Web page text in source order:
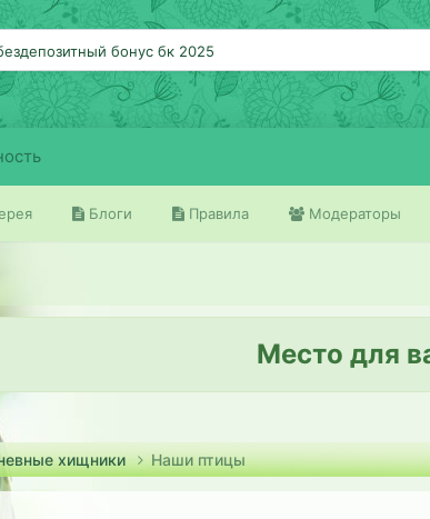
бонус бк 2025
Блоги Правила Модераторы
Место для
хищники Наши птицы